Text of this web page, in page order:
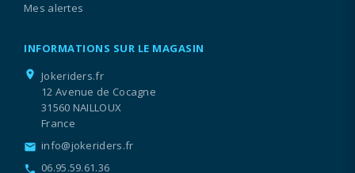
Mes alertes
INFORMATIONS SUR LE MAGASIN
location_on
Jokeriders.fr
12 Avenue de Cocagne
31560 NAILLOUX
France
email info@jokeriders.fr
call 06.95.59.61.36